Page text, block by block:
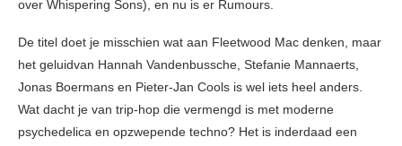
over Whispering Sons), en nu is er Rumours.
De titel doet je misschien wat aan Fleetwood Mac denken, maar
het geluidvan Hannah Vandenbussche, Stefanie Mannaerts,
Jonas Boermans en Pieter-Jan Cools is wel iets heel anders.
Wat dacht je van trip-hop die vermengd is met moderne
psychedelica en opzwepende techno? Het is inderdaad een